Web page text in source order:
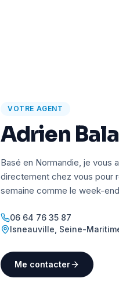
VOTRE AGENT
Adrien
Basé en Normandie, je vous
directement chez vous pour
semaine comme le week-
06 64 76 35 87
Isneauville Seine-
Me contacter